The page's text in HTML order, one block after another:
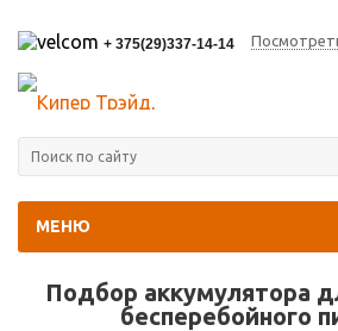
+ 375(29)337-14-14
МЕНЮ
Подбор аккумулятора
беcперебойного